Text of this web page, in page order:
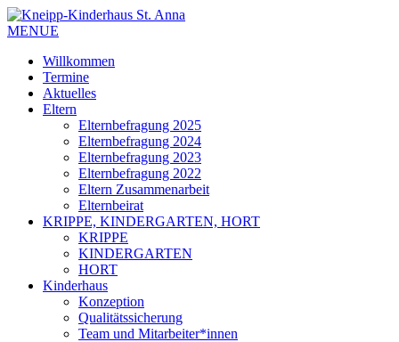
MENUE
Willkommen
Termine
Aktuelles
Eltern
Elternbefragung 2025
Elternbefragung 2024
Elternbefragung 2023
Elternbefragung 2022
Eltern Zusammenarbeit
Elternbeirat
KRIPPE, KINDERGARTEN, HORT
KRIPPE
KINDERGARTEN
HORT
Kinderhaus
Konzeption
Qualitätssicherung
Team und Mitarbeiter*innen